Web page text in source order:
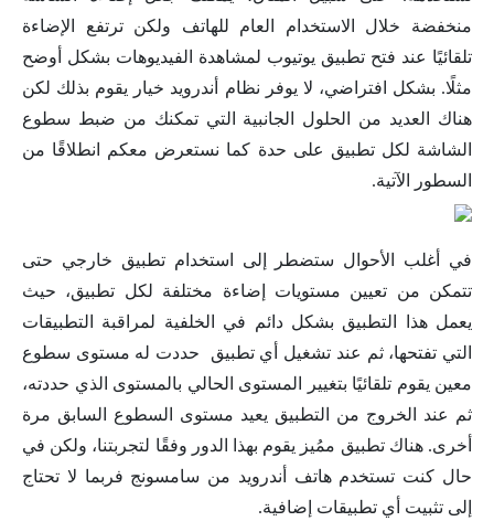
منخفضة خلال الاستخدام العام للهاتف ولكن ترتفع الإضاءة
تلقائيًا عند فتح تطبيق يوتيوب لمشاهدة الفيديوهات بشكل أوضح
مثلًا. بشكل افتراضي، لا يوفر نظام أندرويد خيار يقوم بذلك لكن
هناك العديد من الحلول الجانبية التي تمكنك من ضبط سطوع
الشاشة لكل تطبيق على حدة كما نستعرض معكم انطلاقًا من
السطور الآتية.
في أغلب الأحوال ستضطر إلى استخدام تطبيق خارجي حتى
تتمكن من تعيين مستويات إضاءة مختلفة لكل تطبيق، حيث
يعمل هذا التطبيق بشكل دائم في الخلفية لمراقبة التطبيقات
التي تفتحها، ثم عند تشغيل أي تطبيق حددت له مستوى سطوع
معين يقوم تلقائيًا بتغيير المستوى الحالي بالمستوى الذي حددته،
ثم عند الخروج من التطبيق يعيد مستوى السطوع السابق مرة
أخرى. هناك تطبيق ممُيز يقوم بهذا الدور وفقًا لتجربتنا، ولكن في
حال كنت تستخدم هاتف أندرويد من سامسونج فربما لا تحتاج
إلى تثبيت أي تطبيقات إضافية.